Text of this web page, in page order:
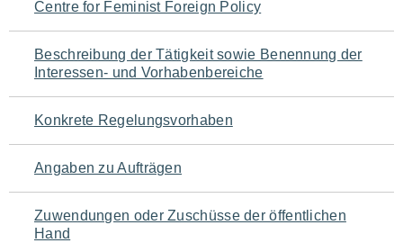
für
den
Seiteninhalt
Centre for Feminist Foreign Policy
Beschreibung der Tätigkeit sowie Benennung der
Interessen- und Vorhabenbereiche
Konkrete Regelungsvorhaben
Angaben zu Aufträgen
Zuwendungen oder Zuschüsse der öffentlichen
Hand